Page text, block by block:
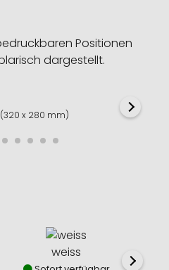
Positionen
dargestellt.
(320 x 280 mm)
weiss